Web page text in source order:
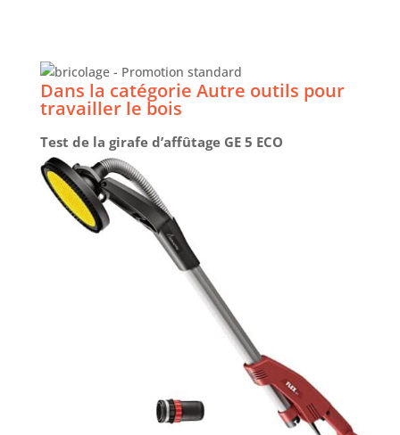
Dans la catégorie Autre outils pour
travailler le bois
Test de la girafe d’affûtage GE 5 ECO